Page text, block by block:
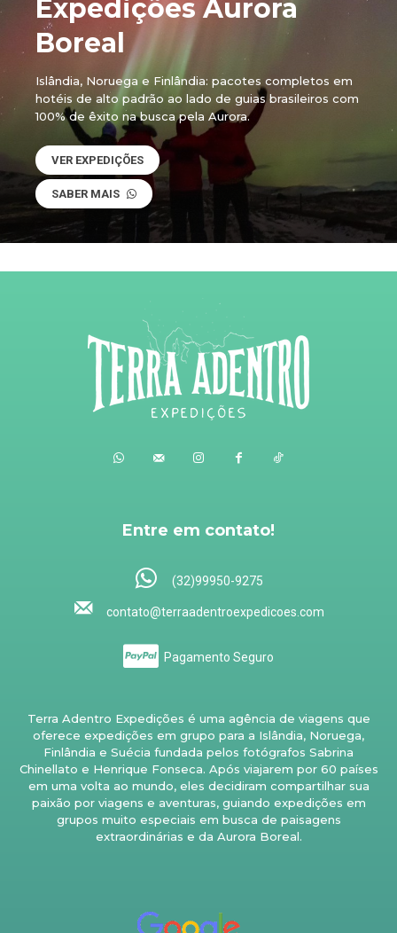
Expedições Aurora
Boreal
Islândia, Noruega e Finlândia: pacotes completos em
hotéis de alto padrão ao lado de guias brasileiros com
100% de êxito na busca pela Aurora.
VER EXPEDIÇÕES
SABER MAIS
Entre em contato!
(32)99950-9275
contato@terraadentroexpedicoes.com
Pagamento Seguro
Terra Adentro Expedições é uma agência de viagens que
oferece expedições em grupo para a Islândia, Noruega,
Finlândia e Suécia fundada pelos fotógrafos Sabrina
Chinellato e Henrique Fonseca. Após viajarem por 60 países
em uma volta ao mundo, eles decidiram compartilhar sua
paixão por viagens e aventuras, guiando expedições em
grupos muito especiais em busca de paisagens
extraordinárias e da Aurora Boreal.